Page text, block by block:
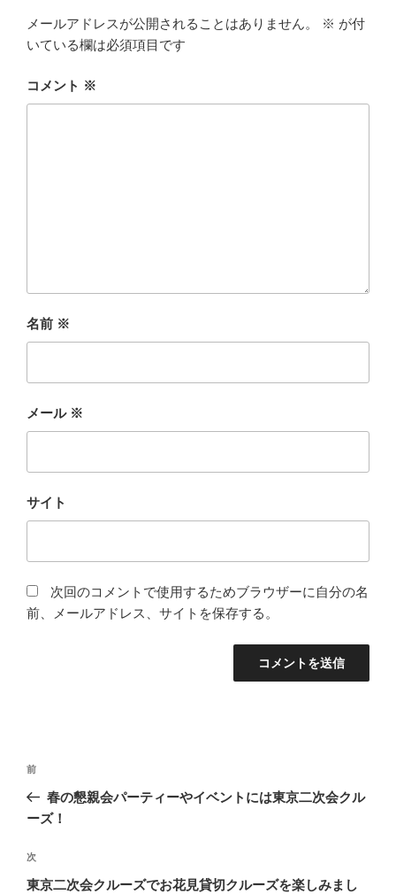
メールアドレスが公開されることはありません。 ※ が付
いている欄は必須項目です
コメント ※
名前 ※
メール ※
サイト
次回のコメントで使用するためブラウザーに自分の名
前、メールアドレス、サイトを保存する。
投
ゲ
ー
前
の
前
春の懇親会パーティーやイベントには東京二次会クル
ーズ！
次
の
次
東京二次会クルーズでお花見貸切クルーズを楽しみまし